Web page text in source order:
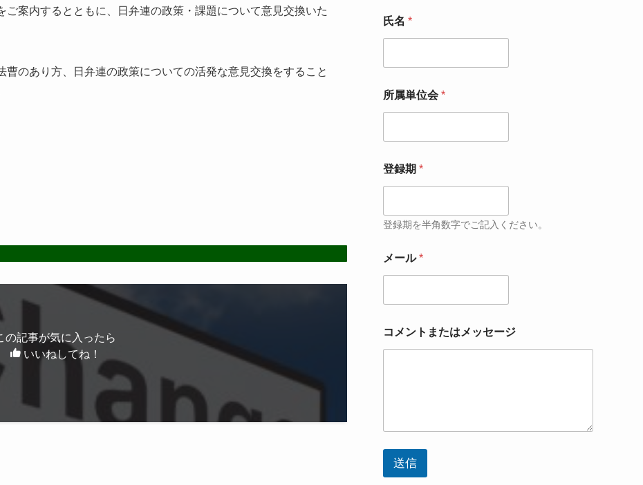
ご案内するとともに、日弁連の政策・課題について意見交換いた
のあり方、日弁連の政策についての活発な意見交換をすること
の記事が気に入ったら
いいねしてね！
氏名 *
所属単位会 *
登録期 *
登録期を半角数字でご記入ください。
メール*
コメントまたはメッセージ
送信